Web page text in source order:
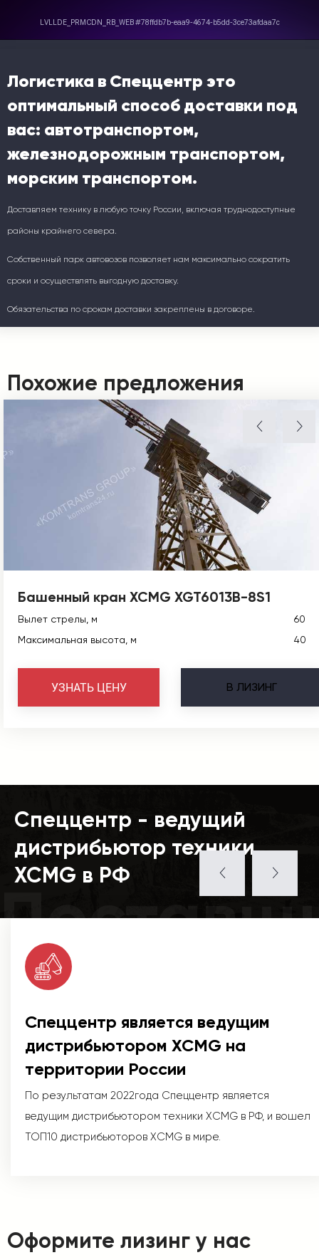
Логистика в Спеццентр это
оптимальный способ доставки под
вас: автотранспортом,
железнодорожным транспортом,
морским транспортом.
Доставляем технику в любую точку России, включая труднодоступные
районы крайнего севера.
Собственный парк автовозов позволяет нам максимально сократить
сроки и осуществлять выгодную доставку.
Обязательства по срокам доставки закреплены в договоре.
Похожие предложения
Башенный кран XCMG XGT6013B-8S1
Вылет стрелы, м
60
Максимальная высота, м
40
В ЛИЗИНГ
УЗНАТЬ ЦЕНУ
Спеццентр - ведущий
дистрибьютор техники
XCMG в РФ
Спеццентр является ведущим
дистрибьютором XCMG на
территории России
По результатам 2022года Спеццентр является
ведущим дистрибьютором техники XCMG в РФ, и вошел
ТОП10 дистрибьюторов XCMG в мире.
Оформите лизинг у нас